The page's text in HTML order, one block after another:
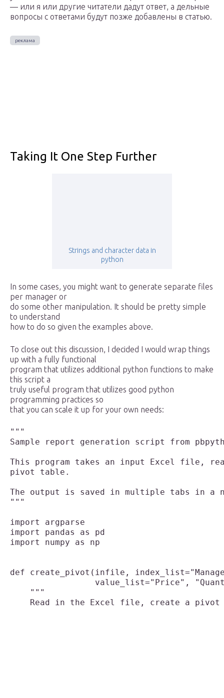
— или я или другие читатели дадут ответ, а дельные
вопросы с ответами будут позже добавлены в статью.
Taking It One Step Further
Strings and character data in
python
In some cases, you might want to generate separate files
per manager or
do some other manipulation. It should be pretty simple
to understand
how to do so given the examples above.
To close out this discussion, I decided I would wrap things
up with a fully functional
program that utilizes additional python functions to make
this script a
truly useful program that utilizes good python
programming practices so
that you can scale it up for your own needs:
"""
Sample report generation script from
This program takes an input Excel file,
pivot table.
The output is saved in multiple tabs in a
"""
import argparse
import pandas as pd
import numpy as np
def create_pivot(infile,
value_list="Price",
    """
Read in the Excel file, create a